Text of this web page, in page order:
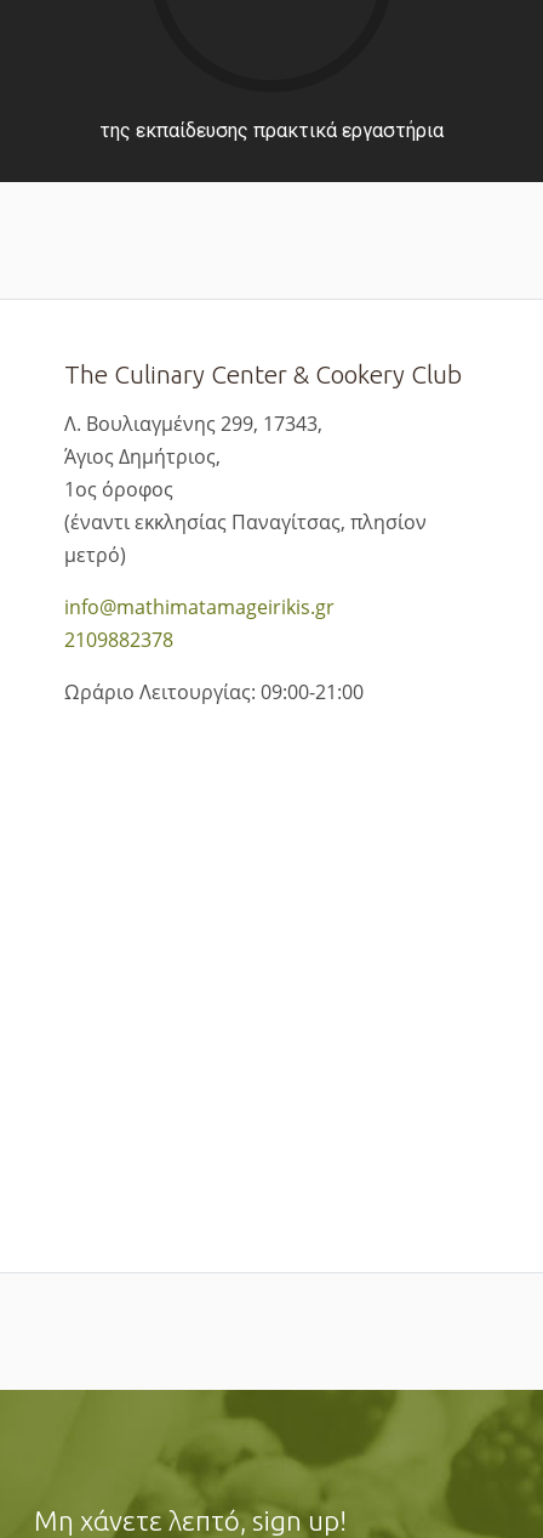
της εκπαίδευσης πρακτικά εργαστήρια
The Culinary Center & Cookery Club
Λ. Βουλιαγμένης 299, 17343,
Άγιος Δημήτριος,
1ος όροφος
(έναντι εκκλησίας Παναγίτσας, πλησίον
μετρό)
info@mathimatamageirikis.gr
2109882378
Ωράριο Λειτουργίας: 09:00-21:00
Μη χάνετε λεπτό, sign up!